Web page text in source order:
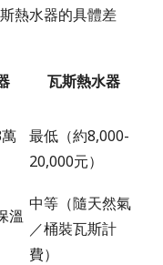
熱水器的具體差
瓦斯熱水器
最低（約8,000-
20,000元）
溫
中等（隨天然氣
／桶裝瓦斯計
費）